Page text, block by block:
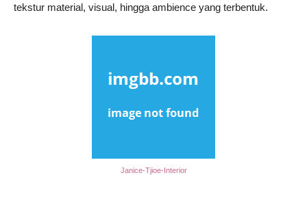
tekstur material, visual, hingga ambience yang terbentuk.
Janice-Tjioe-Interior